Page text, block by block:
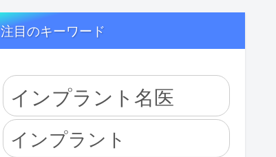
注目のキーワード
インプラント名医
インプラント